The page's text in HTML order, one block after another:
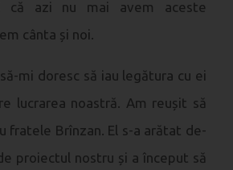
că azi nu mai avem aceste
cânta și noi.
mi doresc să iau legătura cu ei
lucrarea noastră. Am reușit să
fratele Brînzan. El s-a arătat de-
proiectul nostru și a început să